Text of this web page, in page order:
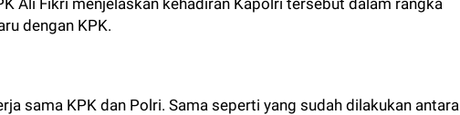
Ali Fikri menjelaskan kehadiran Kapolri tersebut dalam rangka
dengan KPK.
sama KPK dan Polri. Sama seperti yang sudah dilakukan antara